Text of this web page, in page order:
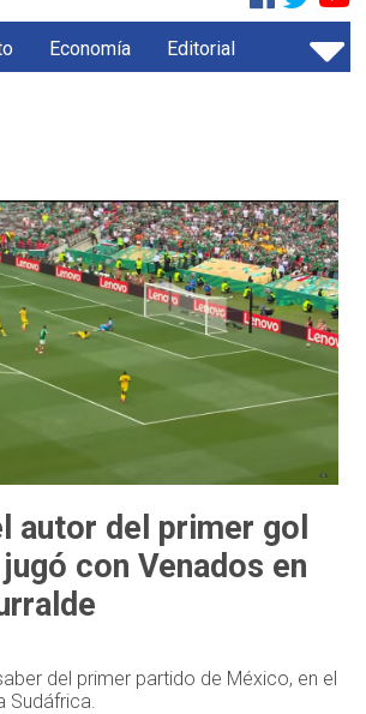
Economía Editorial
autor del primer gol
con Venados en
del primer partido de México, en el
Sudáfrica.